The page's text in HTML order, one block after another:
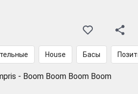
House Басы
- Boom Boom Boom Boom